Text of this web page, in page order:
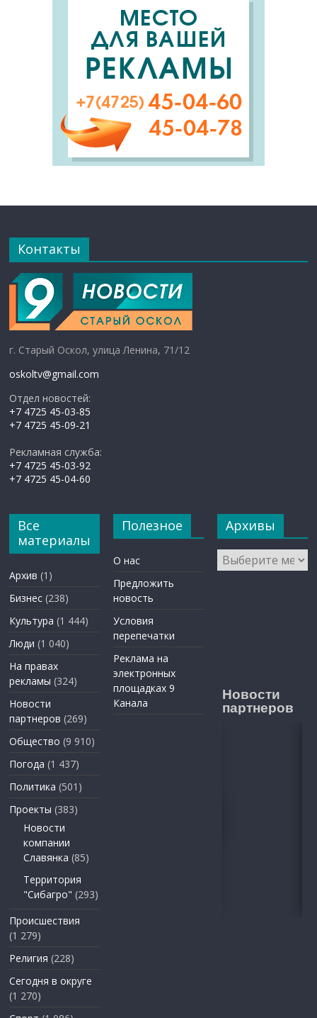
Контакты
г. Старый Оскол, улица Ленина, 71/12
oskoltv@gmail.com
Отдел новостей:
+7 4725 45-03-85
+7 4725 45-09-21
Рекламная служба:
+7 4725 45-03-92
+7 4725 45-04-60
Все
материалы
Архив (1)
Бизнес (238)
Культура (1 444)
Люди (1 040)
На правах
рекламы (324)
Новости
партнеров (269)
Общество (9 910)
Погода (1 437)
Политика (501)
Проекты (383)
Новости
компании
Славянка (85)
Территория
"Сибагро" (293)
Происшествия
(1 279)
Религия (228)
Сегодня в округе
(1 270)
Полезное
О нас
Предложить
новость
Условия
перепечатки
Реклама на
электронных
площадках 9
Канала
Архивы
Архивы
Новости
партнеров